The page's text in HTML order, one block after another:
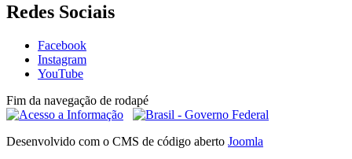
Redes Sociais
Facebook
Instagram
YouTube
Fim da navegação de rodapé
Desenvolvido com o CMS de código aberto Joomla